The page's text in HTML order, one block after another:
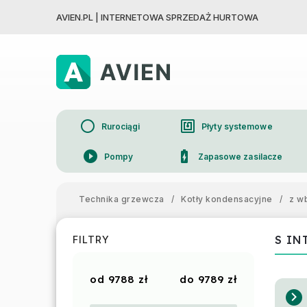
AVIEN.PL | INTERNETOWA SPRZEDAŻ HURTOWA
circle Rurociągi nfc Płyty systemowe
play_circle_filled Pompy battery_charging_full Zapasowe zasilacze
Technika grzewcza
/ Kotły kondensacyjne / z
FILTRY
9788 zł 9789 zł
S